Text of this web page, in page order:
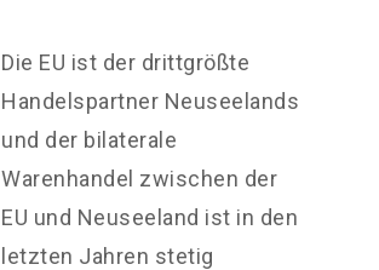
Die EU ist der drittgrößte
Handelspartner Neuseelands
und der bilaterale
Warenhandel zwischen der
EU und Neuseeland ist in den
letzten Jahren stetig